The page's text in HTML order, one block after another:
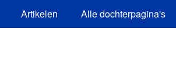
Artikelen Alle dochterpagina's